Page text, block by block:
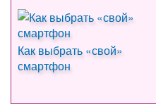
Как выбрать «свой»
смартфон